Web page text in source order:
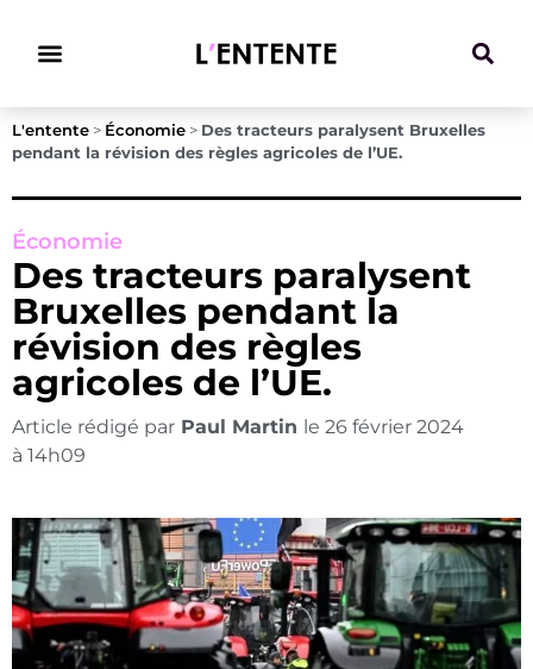
L'entente > Économie > Des tracteurs paralysent Bruxelles
pendant la révision des règles agricoles de l’UE.
Économie
Des tracteurs paralysent
Bruxelles pendant la
révision des règles
agricoles de l’UE.
Article rédigé par Paul Martin le 26 février 2024
à 14h09